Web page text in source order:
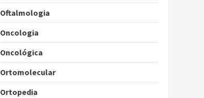
Oftalmologia
Oncologia
Oncológica
Ortomolecular
Ortopedia